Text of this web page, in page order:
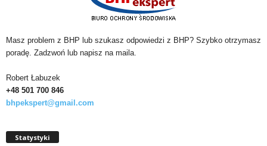
Masz problem z BHP lub szukasz odpowiedzi z BHP? Szybko otrzymasz
poradę. Zadzwoń lub napisz na maila.
Robert Łabuzek
+48 501 700 846
bhpekspert@gmail.com
Statystyki